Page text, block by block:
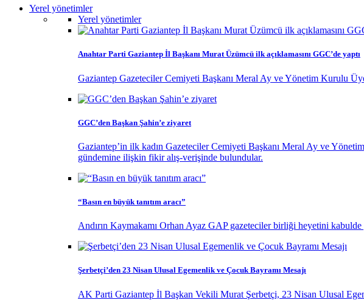
Yerel yönetimler
Yerel yönetimler
Anahtar Parti Gaziantep İl Başkanı Murat Üzümcü ilk açıklamasını GGC’de yaptı
Gaziantep Gazeteciler Cemiyeti Başkanı Meral Ay ve Yönetim Kurulu
GGC’den Başkan Şahin’e ziyaret
Gaziantep’in ilk kadın Gazeteciler Cemiyeti Başkanı Meral Ay ve
gündemine ilişkin fikir alış-verişinde bulundular.
“Basın en büyük tanıtım aracı”
Andırın Kaymakamı Orhan Ayaz GAP gazeteciler birliği heyetini kabulde
Şerbetçi’den 23 Nisan Ulusal Egemenlik ve Çocuk Bayramı Mesajı
AK Parti Gaziantep İl Başkan Vekili Murat Şerbetçi, 23 Nisan Ulusal